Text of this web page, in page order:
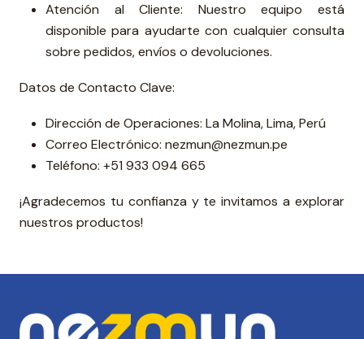
Atención al Cliente: Nuestro equipo está
disponible para ayudarte con cualquier consulta
sobre pedidos, envíos o devoluciones.
Datos de Contacto Clave:
Dirección de Operaciones: La Molina, Lima, Perú
Correo Electrónico: nezmun@nezmun.pe
Teléfono: +51 933 094 665
¡Agradecemos tu confianza y te invitamos a explorar
nuestros productos!